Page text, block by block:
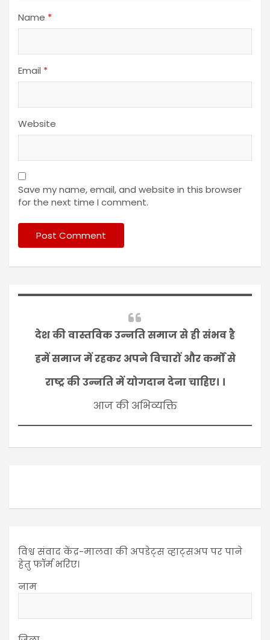
Name *
Email *
Website
Save my name, email, and website in this browser
for the next time I comment.
देश की वास्तविक उन्नति समाज से ही संभव है
हमें समाज में रहकर अपने विचारों और कर्मों से
राष्ट्र की उन्नति में योगदान देना चाहिए। ।
आज की अभिव्यक्ति
विश्व संवाद केंद्र-मालवा की अपडेट्स व्हाट्सअप पर पाने
हेतु फॉर्म भरिए।
नाम